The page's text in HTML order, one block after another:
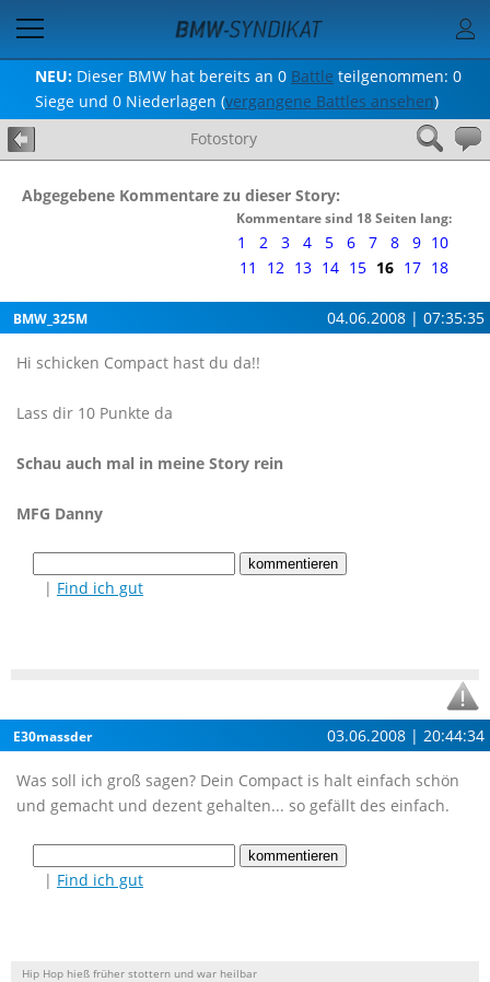
NEU: Dieser BMW hat bereits an 0 Battle teilgenommen: 0
Siege und 0 Niederlagen (vergangene Battles ansehen)
Fotostory
Abgegebene Kommentare zu dieser Story:
Kommentare sind 18 Seiten lang:
1 2 3 4 5 6 7 8 9 10
11
12 13 14 15 16 17 18
BMW_325M 04.06.2008 | 07:35:35
Hi schicken Compact hast du da!!
Lass dir 10 Punkte da
Schau auch mal in meine Story rein
MFG Danny
| Find ich gut
E30massder 03.06.2008 | 20:44:34
Was soll ich groß sagen? Dein Compact is halt einfach schön
und gemacht und dezent gehalten... so gefällt des einfach.
| Find ich gut
Hip Hop hieß früher stottern und war heilbar